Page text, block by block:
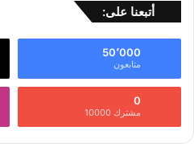
أتبعنا على:
50٬000
متابعون
0
مشترك 10000